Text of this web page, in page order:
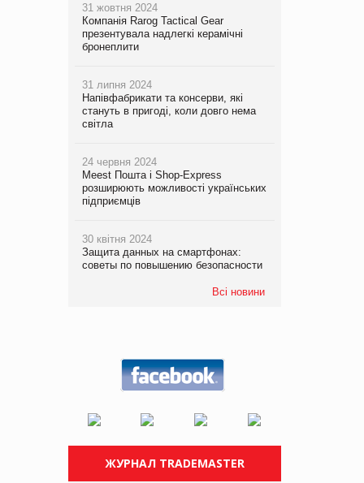
31 жовтня 2024
Компанія Rarog Tactical Gear
презентувала надлегкі керамічні
бронеплити
31 липня 2024
Напівфабрикати та консерви, які
стануть в пригоді, коли довго нема
світла
24 червня 2024
Meest Пошта і Shop-Express
розширюють можливості українських
підприємців
30 квітня 2024
Защита данных на смартфонах:
советы по повышению безопасности
Всі новини
ЖУРНАЛ TRADEMASTER